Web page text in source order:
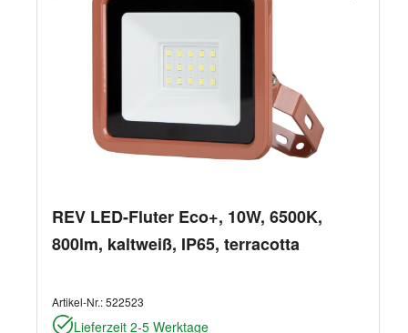
REV LED-Fluter Eco+, 10W, 6500K,
800lm, kaltweiß, IP65, terracotta
Artikel-Nr.:522523
Lieferzeit 2-5 Werktage